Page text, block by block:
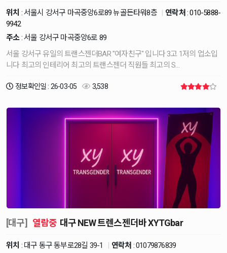
위치 : 서울시 강서구 마곡중앙6로89 뉴골든타워8층 | 연락처 :010-5888-
9942
주소: 서울 강서구 마곡중앙6로 89
서울 강서구 유일의 트랜스젠더BAR "여자친구" 입니다 3고 1저의 업소입
니다 최고의 인테리어 최고의 트랜스젠더 직원들 최고의 S…
정보확인일 : 26-03-05 3,538
[대구] 열람중 대구 NEW 트렌스젠더바 XYTGbar
위치 : 대구 동구 동부로28길 39-1 | 연락처 :01079876839